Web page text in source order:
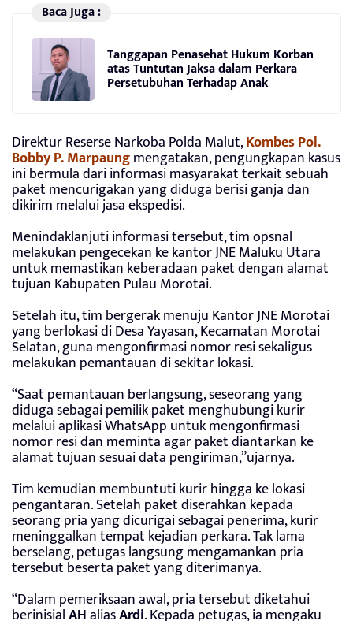
Baca Juga :
Tanggapan Penasehat Hukum Korban
atas Tuntutan Jaksa dalam Perkara
Persetubuhan Terhadap Anak
Direktur Reserse Narkoba Polda Malut,Kombes Pol.
Bobby P. Marpaungmengatakan, pengungkapan kasus
ini bermula dari informasi masyarakat terkait sebuah
paket mencurigakan yang diduga berisi ganja dan
dikirim melalui jasa ekspedisi.
Menindaklanjuti informasi tersebut, tim opsnal
melakukan pengecekan ke kantor JNE Maluku Utara
untuk memastikan keberadaan paket dengan alamat
tujuan Kabupaten Pulau Morotai.
Setelah itu, tim bergerak menuju Kantor JNE Morotai
yang berlokasi di Desa Yayasan, Kecamatan Morotai
Selatan, guna mengonfirmasi nomor resi sekaligus
melakukan pemantauan di sekitar lokasi.
“Saat pemantauan berlangsung, seseorang yang
diduga sebagai pemilik paket menghubungi kurir
melalui aplikasi WhatsApp untuk mengonfirmasi
nomor resi dan meminta agar paket diantarkan ke
alamat tujuan sesuai data pengiriman,”ujarnya.
Tim kemudian membuntuti kurir hingga ke lokasi
pengantaran. Setelah paket diserahkan kepada
seorang pria yang dicurigai sebagai penerima, kurir
meninggalkan tempat kejadian perkara. Tak lama
berselang, petugas langsung mengamankan pria
tersebut beserta paket yang diterimanya.
“Dalam pemeriksaan awal, pria tersebut diketahui
berinisialAHaliasArdi. Kepada petugas, ia mengaku